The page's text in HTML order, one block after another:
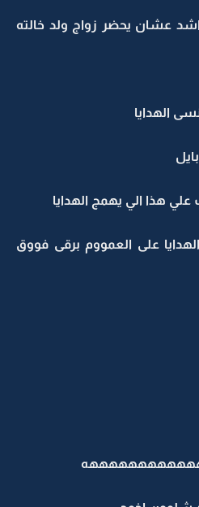
عشان يحضر زواج ولد خالته
الهدايا
هذا الي يهمج الهدايا
على العمووم برقى فووق
ههههههههههههه